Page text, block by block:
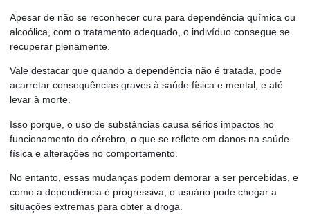
Apesar de não se reconhecer cura para dependência química ou
alcoólica, com o tratamento adequado, o indivíduo consegue se
recuperar plenamente.
Vale destacar que quando a dependência não é tratada, pode
acarretar consequências graves à saúde física e mental, e até
levar à morte.
Isso porque, o uso de substâncias causa sérios impactos no
funcionamento do cérebro, o que se reflete em danos na saúde
física e alterações no comportamento.
No entanto, essas mudanças podem demorar a ser percebidas, e
como a dependência é progressiva, o usuário pode chegar a
situações extremas para obter a droga.